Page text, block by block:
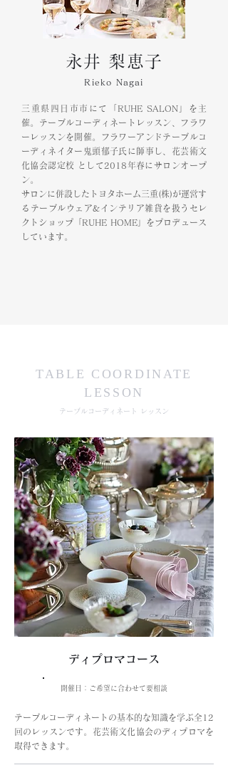
永井 梨恵子
Rieko Nagai
三重県四日市市にて「RUHE SALON」を主
催。テーブルコーディネートレッスン、フラワ
ーレッスンを開催。フラワーアンドテーブルコ
ーディネイター鬼頭郁子氏に師事し、花芸術文
化協会認定校 として2018年春にサロンオープ
ン。
サロンに併設したトヨタホーム三重(株)が運営す
るテーブルウェア&インテリア雑貨を扱うセレ
クトショップ「RUHE HOME」をプロデュース
しています。
TABLE COORDINATE
LESSON
テーブルコーディネート レッスン
ディプロマコース
開催日：ご希望に合わせて要相談
テーブルコーディネートの基本的な知識を学ぶ全12
回のレッスンです。花芸術文化協会のディプロマを
取得できます。